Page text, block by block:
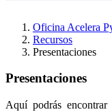
Oficina Acelera
Recursos
Presentaciones
Presentaciones
Aquí podrás